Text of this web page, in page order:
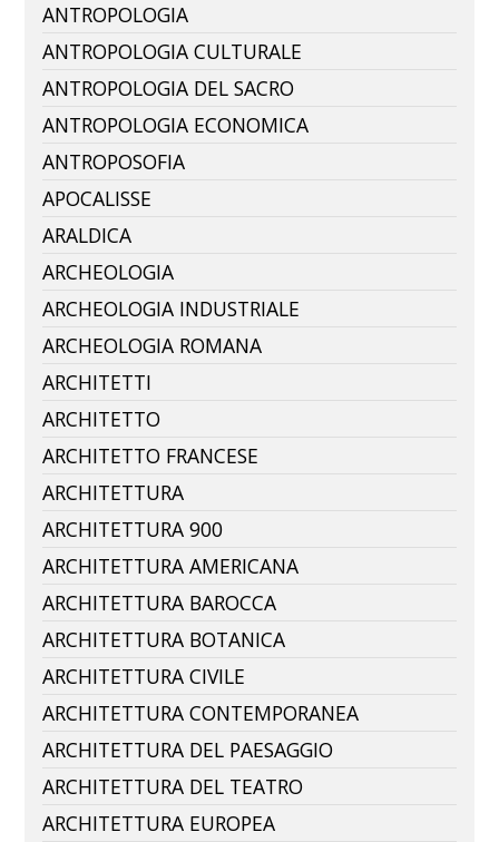
ANTROPOLOGIA
ANTROPOLOGIA CULTURALE
ANTROPOLOGIA DEL SACRO
ANTROPOLOGIA ECONOMICA
ANTROPOSOFIA
APOCALISSE
ARALDICA
ARCHEOLOGIA
ARCHEOLOGIA INDUSTRIALE
ARCHEOLOGIA ROMANA
ARCHITETTI
ARCHITETTO
ARCHITETTO FRANCESE
ARCHITETTURA
ARCHITETTURA 900
ARCHITETTURA AMERICANA
ARCHITETTURA BAROCCA
ARCHITETTURA BOTANICA
ARCHITETTURA CIVILE
ARCHITETTURA CONTEMPORANEA
ARCHITETTURA DEL PAESAGGIO
ARCHITETTURA DEL TEATRO
ARCHITETTURA EUROPEA